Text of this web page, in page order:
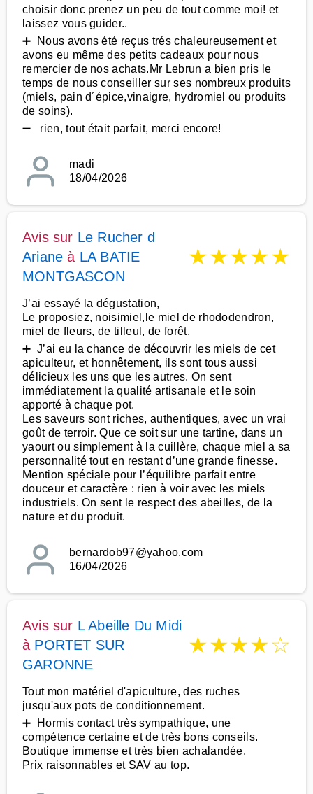
choisir donc prenez un peu de tout comme moi! et
laissez vous guider..
➕ Nous avons été reçus trés chaleureusement et
avons eu même des petits cadeaux pour nous
remercier de nos achats.Mr Lebrun a bien pris le
temps de nous conseiller sur ses nombreux produits
(miels, pain d´épice,vinaigre, hydromiel ou produits
de soins).
➖ rien, tout était parfait, merci encore!
madi
18/04/2026
Avis sur Le Rucher d
Ariane à LA BATIE
MONTGASCON
★★★★★
J’ai essayé la dégustation,
Le proposiez, noisimiel,le miel de rhododendron,
miel de fleurs, de tilleul, de forêt.
➕ J’ai eu la chance de découvrir les miels de cet
apiculteur, et honnêtement, ils sont tous aussi
délicieux les uns que les autres. On sent
immédiatement la qualité artisanale et le soin
apporté à chaque pot.
Les saveurs sont riches, authentiques, avec un vrai
goût de terroir. Que ce soit sur une tartine, dans un
yaourt ou simplement à la cuillère, chaque miel a sa
personnalité tout en restant d’une grande finesse.
Mention spéciale pour l’équilibre parfait entre
douceur et caractère : rien à voir avec les miels
industriels. On sent le respect des abeilles, de la
nature et du produit.
bernardob97@yahoo.com
16/04/2026
Avis sur L Abeille Du Midi
à PORTET SUR
GARONNE
★★★★☆
Tout mon matériel d'apiculture, des ruches
jusqu'aux pots de conditionnement.
➕ Hormis contact très sympathique, une
compétence certaine et de très bons conseils.
Boutique immense et très bien achalandée.
Prix raisonnables et SAV au top.